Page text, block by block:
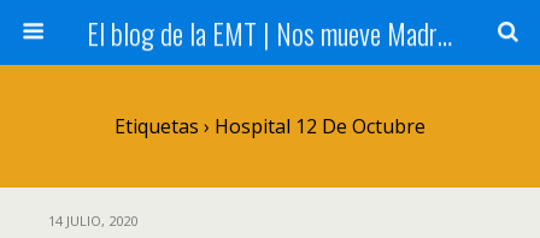
El blog de la EMT | Nos mueve Madrid
Etiquetas › Hospital 12 De Octubre
14 JULIO, 2020